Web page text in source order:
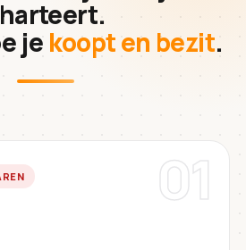
je koopt en bezit.
01